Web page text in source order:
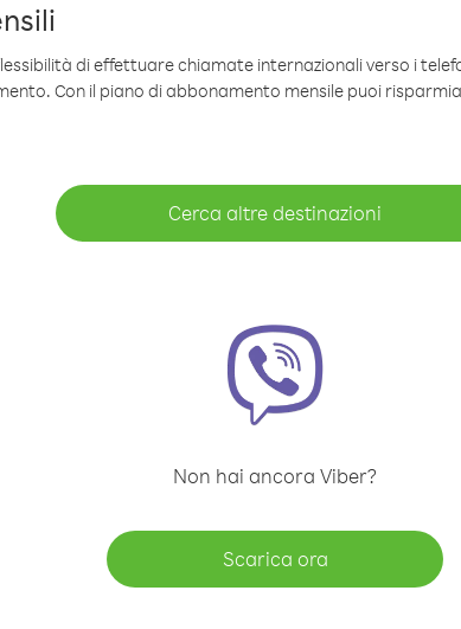
di effettuare chiamate internazionali verso i
Con il piano di abbonamento mensile puoi
Cerca altre destinazioni
Non hai ancora Viber?
Scarica ora